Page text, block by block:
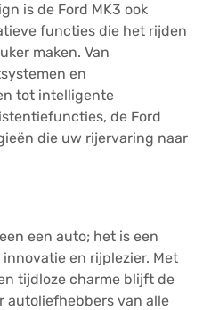
is de Ford MK3 ook
functies die het rijden
maken. Van
en
tot intelligente
de Ford
die uw rijervaring naar
een auto; het is een
en rijplezier. Met
tijdloze charme blijft de
autoliefhebbers van alle